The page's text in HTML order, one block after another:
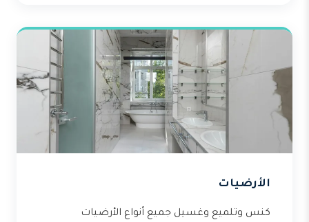
الأرضيات
كنس وتلميع وغسيل جميع أنواع الأرضيات